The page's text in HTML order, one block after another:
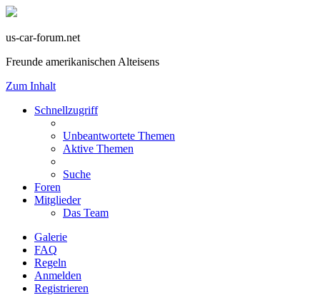
us-car-forum.net
Freunde amerikanischen Alteisens
Zum Inhalt
Schnellzugriff
Unbeantwortete Themen
Aktive Themen
Suche
Foren
Mitglieder
Das Team
Galerie
FAQ
Regeln
Anmelden
Registrieren